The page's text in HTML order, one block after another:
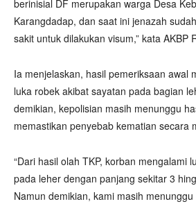
berinisial DF merupakan warga Desa
Karangdadap, dan saat ini jenazah
sakit untuk dilakukan visum,” kata AKBP
Ia menjelaskan, hasil pemeriksaan awal
luka robek akibat sayatan pada bagian
demikian, kepolisian masih menunggu
memastikan penyebab kematian secara
“Dari hasil olah TKP, korban mengalami
pada leher dengan panjang sekitar 3
Namun demikian, kami masih